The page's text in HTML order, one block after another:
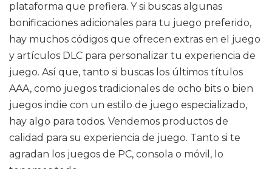
plataforma que prefiera. Y si buscas algunas
bonificaciones adicionales para tu juego preferido,
hay muchos códigos que ofrecen extras en el juego
y artículos DLC para personalizar tu experiencia de
juego. Así que, tanto si buscas los últimos títulos
AAA, como juegos tradicionales de ocho bits o bien
juegos indie con un estilo de juego especializado,
hay algo para todos. Vendemos productos de
calidad para su experiencia de juego. Tanto si te
agradan los juegos de PC, consola o móvil, lo